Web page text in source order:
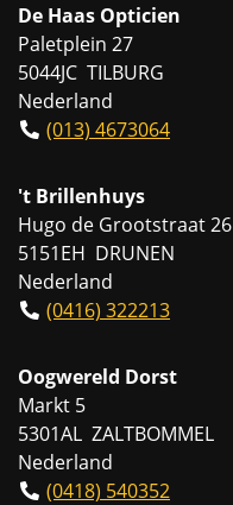
De Haas Opticien
Paletplein 27
5044JC TILBURG
Nederland
(013) 4673064
't Brillenhuys
Hugo de Grootstraat 26
5151EH DRUNEN
Nederland
(0416) 322213
Oogwereld Dorst
Markt 5
5301AL ZALTBOMMEL
Nederland
(0418) 540352